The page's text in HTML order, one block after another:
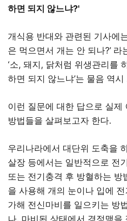
하면 되지 않느냐?'
개식용 반대와 관련된 기사에
은 먹으면서 개는 안 되나?’
‘소, 돼지, 닭처럼 위생관리를
하면 되지 않느냐’는 물음 역
이런 질문에 대한 답으로 실제
방법들을 살펴보고자 한다.
우리나라에서 대단위 도축을
살장 등에서는 일반적으로 전
또는 전기충격 후 방혈하는 방
을 사용해 개의 눈이나 입에
가해 전신마비를 일으키는 방
나, 마비된 상태에서 경정맥을